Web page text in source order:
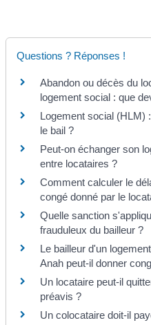
Questions ? Réponses !
Abandon ou décès du
logement social : que
Logement social (HLM)
le bail ?
Peut-on échanger son
entre locataires ?
Comment calculer le
congé donné par le
Quelle sanction
frauduleux du bailleur ?
Le bailleur d'un
Anah peut-il donner
Un locataire peut-il
préavis ?
Un colocataire doit-il